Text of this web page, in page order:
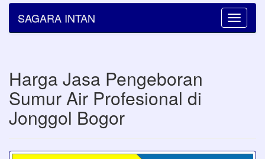
Toggle
SAGARA INTAN
Harga Jasa Pengeboran
Sumur Air Profesional di
Jonggol Bogor